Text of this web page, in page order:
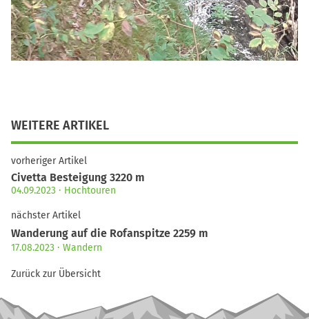
WEITERE ARTIKEL
vorheriger Artikel
Civetta Besteigung 3220 m
04.09.2023 Hochtouren
nächster Artikel
Wanderung auf die Rofanspitze 2259 m
17.08.2023 Wandern
Zurück zur Übersicht